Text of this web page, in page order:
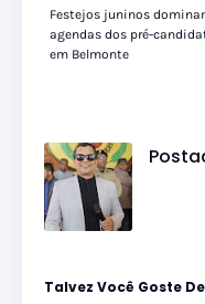
Festejos juninos
agendas dos pré-
em Belmonte
Talvez Você Goste